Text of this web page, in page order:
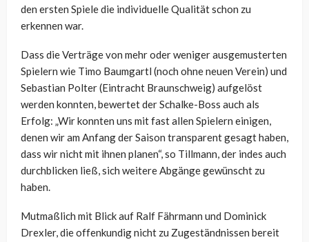
den ersten Spiele die individuelle Qualität schon zu
erkennen war.
Dass die Verträge von mehr oder weniger ausgemusterten
Spielern wie Timo Baumgartl (noch ohne neuen Verein) und
Sebastian Polter (Eintracht Braunschweig) aufgelöst
werden konnten, bewertet der Schalke-Boss auch als
Erfolg: „Wir konnten uns mit fast allen Spielern einigen,
denen wir am Anfang der Saison transparent gesagt haben,
dass wir nicht mit ihnen planen“, so Tillmann, der indes auch
durchblicken ließ, sich weitere Abgänge gewünscht zu
haben.
Mutmaßlich mit Blick auf Ralf Fährmann und Dominick
Drexler, die offenkundig nicht zu Zugeständnissen bereit